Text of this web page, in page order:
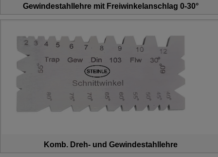
Gewindestahllehre mit Freiwinkelanschlag 0-30°
Komb. Dreh- und Gewindestahllehre